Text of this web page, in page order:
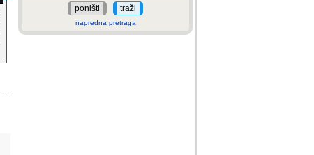
napredna pretraga